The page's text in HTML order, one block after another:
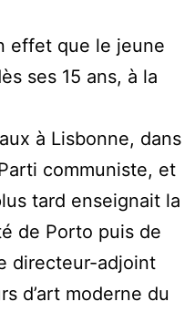
effet que le jeune
ses 15 ans, à la
à Lisbonne, dans
communiste, et
tard enseignait la
de Porto puis de
directeur-adjoint
d’art moderne du